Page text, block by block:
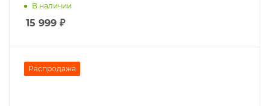
В наличии
15 999 ₽
Распродажа